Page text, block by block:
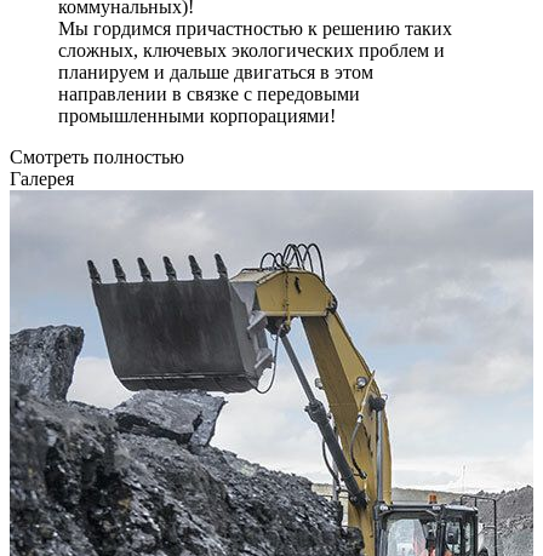
коммунальных)!
Мы гордимся причастностью к решению таких
сложных, ключевых экологических проблем и
планируем и дальше двигаться в этом
направлении в связке с передовыми
промышленными корпорациями!
Смотреть полностью
Галерея